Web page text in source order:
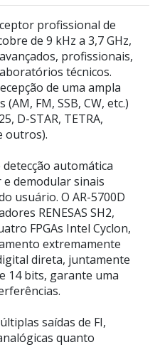
profissional de
de 9 kHz a 3,7 GHz,
profissionais,
técnicos.
de uma ampla
FM, SSB, CW, etc.)
D-STAR, TETRA,
outros).
automática
e demodular sinais
usuário. O AR-5700D
RENESAS SH2,
FPGAs Intel Cyclon,
extremamente
direta, juntamente
14 bits, garante uma
saídas de FI,
quanto